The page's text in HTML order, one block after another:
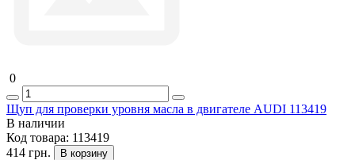
0
Щуп для проверки уровня масла в двигателе AUDI 113419
В наличии
Код товара: 113419
414 грн.
В корзину